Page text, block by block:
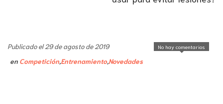
No hay comentarios
Publicado el 29 de agosto de 2019
en Competición,Entrenamiento,Novedades